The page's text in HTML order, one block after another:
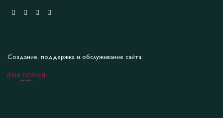
Создание, поддержка и обслуживание сайта: